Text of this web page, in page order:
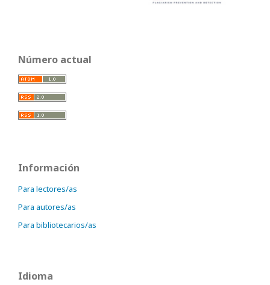
Número actual
Información
Para lectores/as
Para autores/as
Para bibliotecarios/as
Idioma